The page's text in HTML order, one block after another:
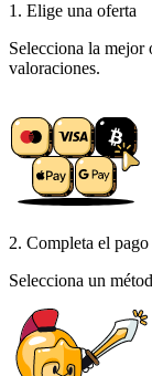
1. Elige una oferta
Selecciona la mejor
valoraciones.
2. Completa el pago
Selecciona un